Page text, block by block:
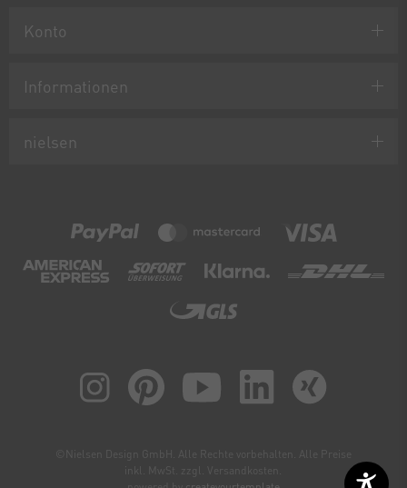
Konto
Informationen
nielsen
©Nielsen Design GmbH. Alle Rechte vorbehalten. Alle Preise
inkl. MwSt. zzgl. Versandkosten.